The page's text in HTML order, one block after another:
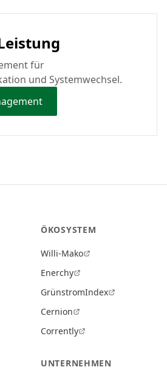
für
und Systemwechsel.
ÖKOSYSTEM
Willi-Mako
Enerchy
GrünstromIndex
Cernion
Corrently
UNTERNEHMEN